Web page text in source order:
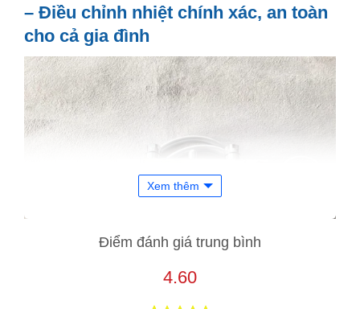
– Điều chỉnh nhiệt chính xác, an toàn
cho cả gia đình
Xem thêm
Điểm đánh giá trung bình
4.60